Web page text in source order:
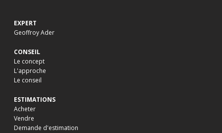
EXPERT
Geoffroy Ader
CONSEIL
Le concept
L'approche
Le conseil
ESTIMATIONS
Acheter
Vendre
Demande d'estimation